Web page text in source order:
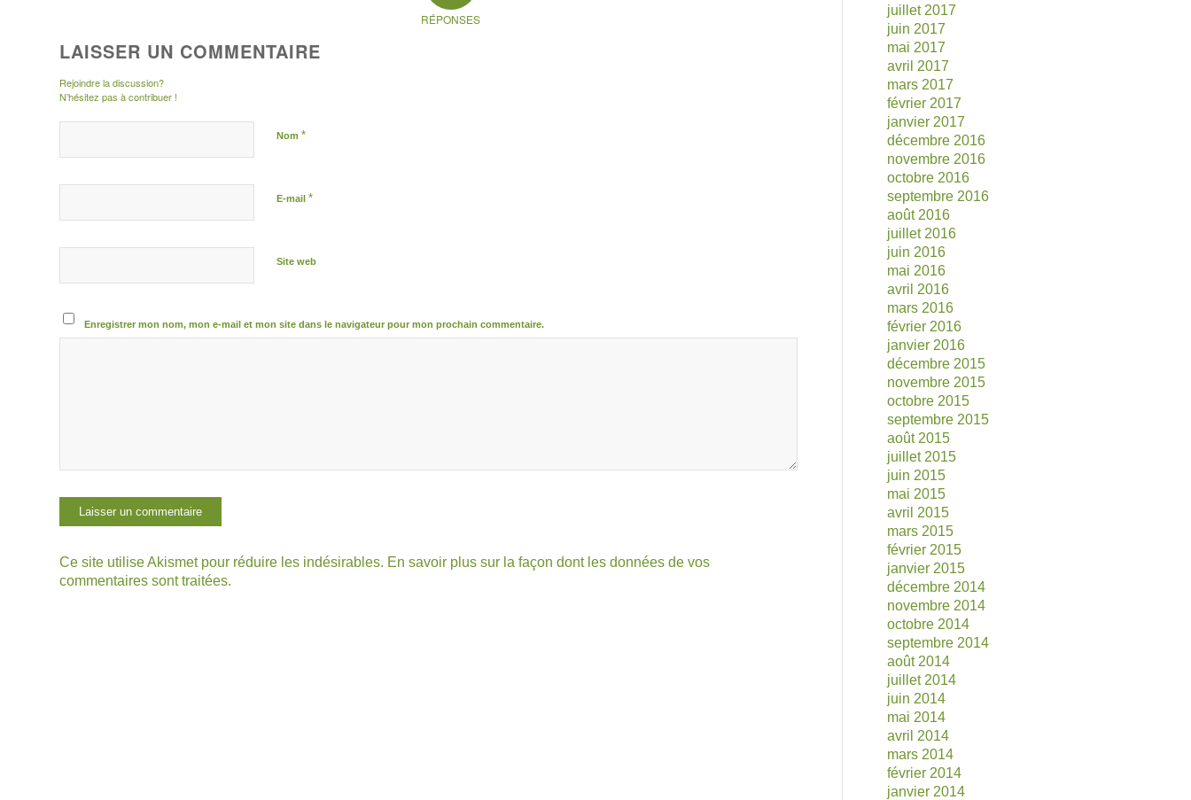
RÉPONSES
LAISSER UN COMMENTAIRE
Rejoindre la discussion?
N’hésitez pas à contribuer !
Nom *
E-mail *
Site web
Enregistrer mon nom, mon e-mail et mon site dans le navigateur pour mon prochain commentaire.
Ce site utilise Akismet pour réduire les indésirables. En savoir plus sur la façon dont les données de vos
commentaires sont traitées.
juillet 2017
juin 2017
mai 2017
avril 2017
mars 2017
février 2017
janvier 2017
décembre 2016
novembre 2016
octobre 2016
septembre 2016
août 2016
juillet 2016
juin 2016
mai 2016
avril 2016
mars 2016
février 2016
janvier 2016
décembre 2015
novembre 2015
octobre 2015
septembre 2015
août 2015
juillet 2015
juin 2015
mai 2015
avril 2015
mars 2015
février 2015
janvier 2015
décembre 2014
novembre 2014
octobre 2014
septembre 2014
août 2014
juillet 2014
juin 2014
mai 2014
avril 2014
mars 2014
février 2014
janvier 2014